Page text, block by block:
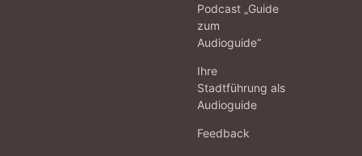
Podcast „Guide
zum
Audioguide“
Ihre
Stadtführung als
Audioguide
Feedback